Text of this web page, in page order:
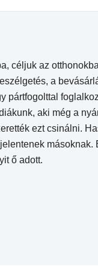
céljuk az
a
pártfogolttal
aki még a
ezt csinálni.
másoknak.
ő adott.